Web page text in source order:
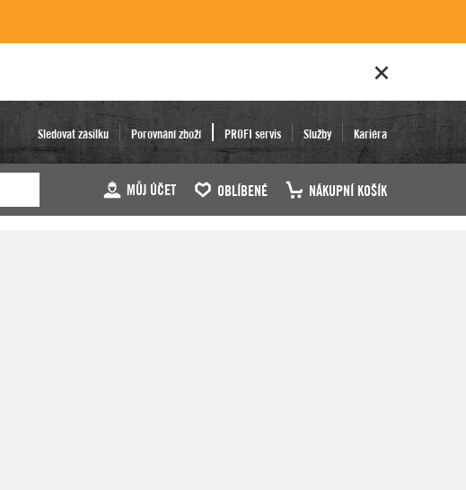
Sledovat zásilku Porovnání zboží PROFI servis Služby Kariéra
MŮJ ÚČET OBLÍBENÉ NÁKUPNÍ KOŠÍK